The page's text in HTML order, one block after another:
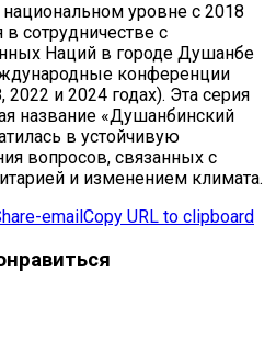
национальном уровне с 2018
сотрудничестве с
Наций в городе Душанбе
конференции
и 2024 годах). Эта серия
название «Душанбинский
в устойчивую
вопросов, связанных с
и изменением климата.
email Copy URL to clipboard